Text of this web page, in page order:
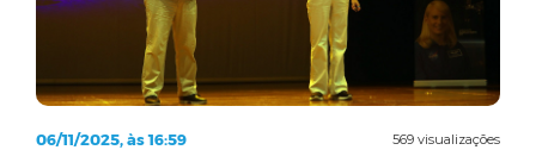
569 visualizações
06/11/2025, às 16:59